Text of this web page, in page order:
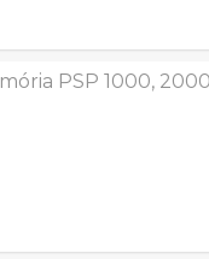
PSP 1000,